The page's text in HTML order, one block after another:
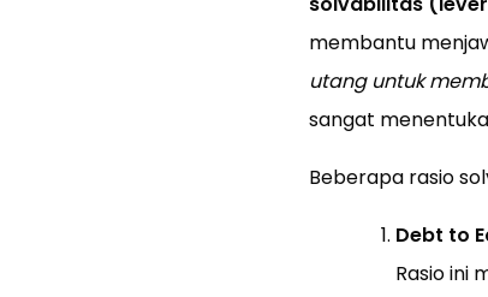
membantu
utang untuk
sangat
Beberapa rasio
Debt to
Rasio ini